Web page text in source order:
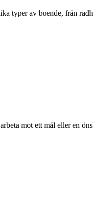
typer av boende, från
mot ett mål eller en